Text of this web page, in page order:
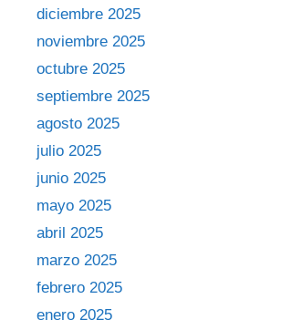
diciembre 2025
noviembre 2025
octubre 2025
septiembre 2025
agosto 2025
julio 2025
junio 2025
mayo 2025
abril 2025
marzo 2025
febrero 2025
enero 2025